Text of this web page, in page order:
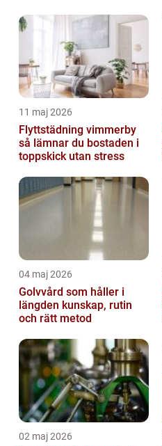
11 maj 2026
Flyttstädning vimmerby
så lämnar du bostaden i
toppskick utan stress
04 maj 2026
Golvvård som håller i
längden kunskap, rutin
och rätt metod
02 maj 2026